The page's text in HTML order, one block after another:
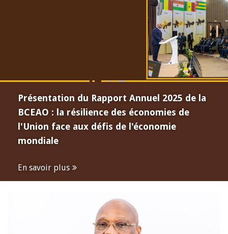
Présentation du Rapport Annuel 2025 de la
BCEAO : la résilience des économies de
l'Union face aux défis de l'économie
mondiale
En savoir plus